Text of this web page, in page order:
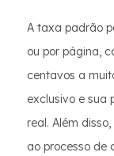
A taxa padrão
ou por página,
centavos a
exclusivo e sua
real. Além
ao processo de